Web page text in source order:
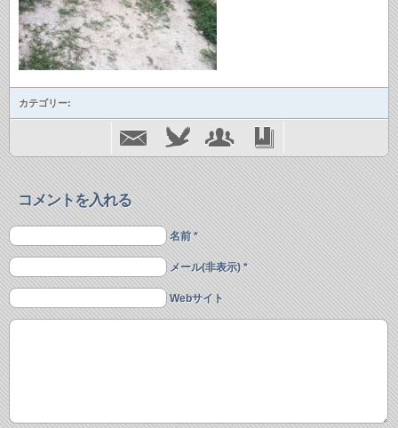
カテゴリー:
コメントを入れる
名前 *
メール(非表示) *
Webサイト